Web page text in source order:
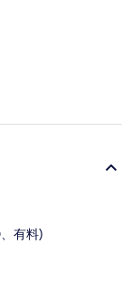
有料)